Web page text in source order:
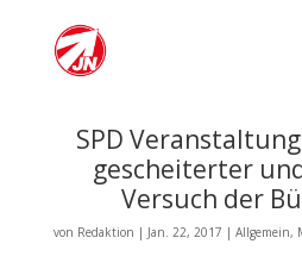
SPD
gescheiterter
Versuch der
von Redaktion | Jan. 22, 2017 | Allgemein,